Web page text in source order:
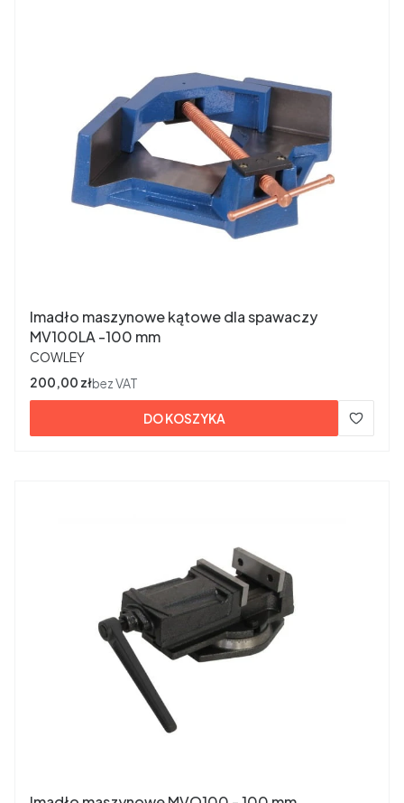
Imadło maszynowe kątowe dla spawaczy
MV100LA -100 mm
PRODUCENT
COWLEY
Cena
200,00 złbez VAT
DO KOSZYKA